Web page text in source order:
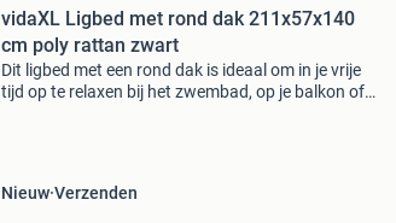
vidaXL Ligbed met rond dak 211x57x140
cm poly rattan zwart
Dit ligbed met een rond dak is ideaal om in je vrije
tijd op te relaxen bij het zwembad, op je balkon of
Nieuw Verzenden